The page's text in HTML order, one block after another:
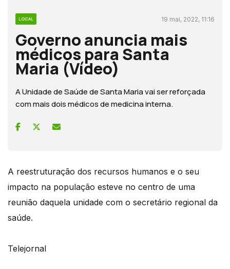
LOCAL 19 mai, 2022, 11:16
Governo anuncia mais
médicos para Santa
Maria (Vídeo)
A Unidade de Saúde de Santa Maria vai ser reforçada
com mais dois médicos de medicina interna.
A reestruturação dos recursos humanos e o seu
impacto na população esteve no centro de uma
reunião daquela unidade com o secretário regional da
saúde.
Telejornal